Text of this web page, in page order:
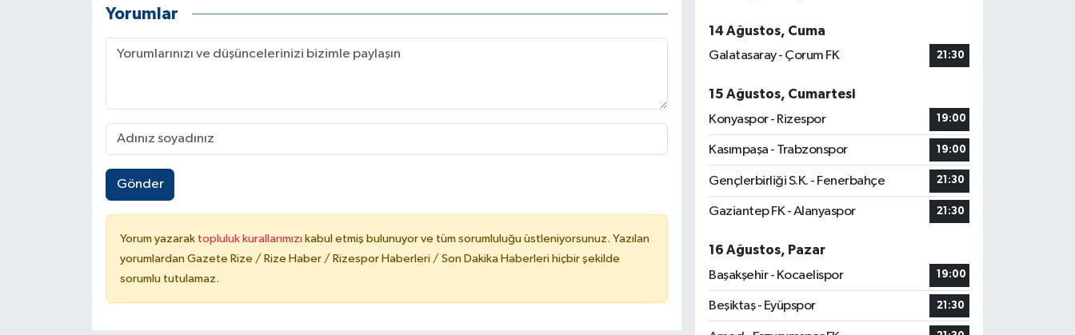
Yorumlar
Gönder
Yorum yazarak topluluk kurallarımızı kabul etmiş bulunuyor ve tüm sorumluluğu üstleniyorsunuz. Yazılan
yorumlardan Gazete Rize / Rize Haber / Rizespor Haberleri / Son Dakika Haberleri hiçbir şekilde
sorumlu tutulamaz.
14 Ağustos, Cuma
Galatasaray - Çorum FK
21:30
15 Ağustos, Cumartesi
Konyaspor - Rizespor
19:00
Kasımpaşa - Trabzonspor 19:00
Gençlerbirliği S.K. - Fenerbahçe 21:30
Gaziantep FK - Alanyaspor 21:30
16 Ağustos, Pazar
Başakşehir - Kocaelispor
19:00
Beşiktaş - Eyüpspor 21:30